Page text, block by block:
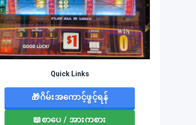
Quick Links
🎁ဂိမ်းအကောင့်ဖွင့်ရန်
📖စာပေ / အားကစား